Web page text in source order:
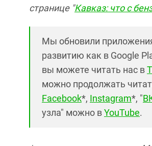
странице "Кавказ: что с
Мы обновили
развитию как в Google
вы можете читать нас в
можно продолжать
Facebook*, Instagram*, "
узла" можно вYouTube.